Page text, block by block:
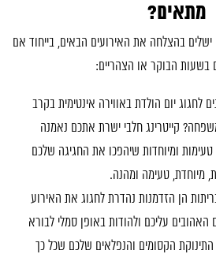
מתאים?
ישלים בהצלחה את האירועים הבאים, בייחוד אם
בשעות הבוקר או הצהריים:
לחגוג יום הולדת באווירה אינטימית בקרב
קייטרינג חלבי ישרת אתכם נאמנה
ומיוחדות שיהפכו את החגיגה שלכם
מיוחדת, טעימה ומהנה.
הן הזדמנות נהדרת לחגוג את האירוע
עליכם ולהודות באופן סמלי לבורא
התינוקת הקסומים והנפלאים שלכם שכל כך